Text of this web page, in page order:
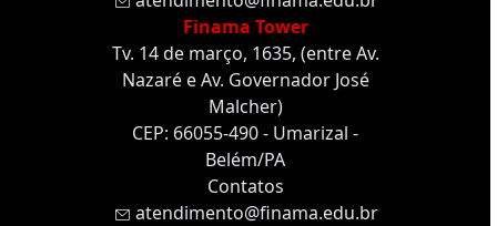
Finama Tower
Tv. 14 de março, 1635, (entre Av.
Nazaré e Av. Governador José
Malcher)
CEP: 66055-490 - Umarizal -
Belém/PA
Contatos
atendimento@finama.edu.br